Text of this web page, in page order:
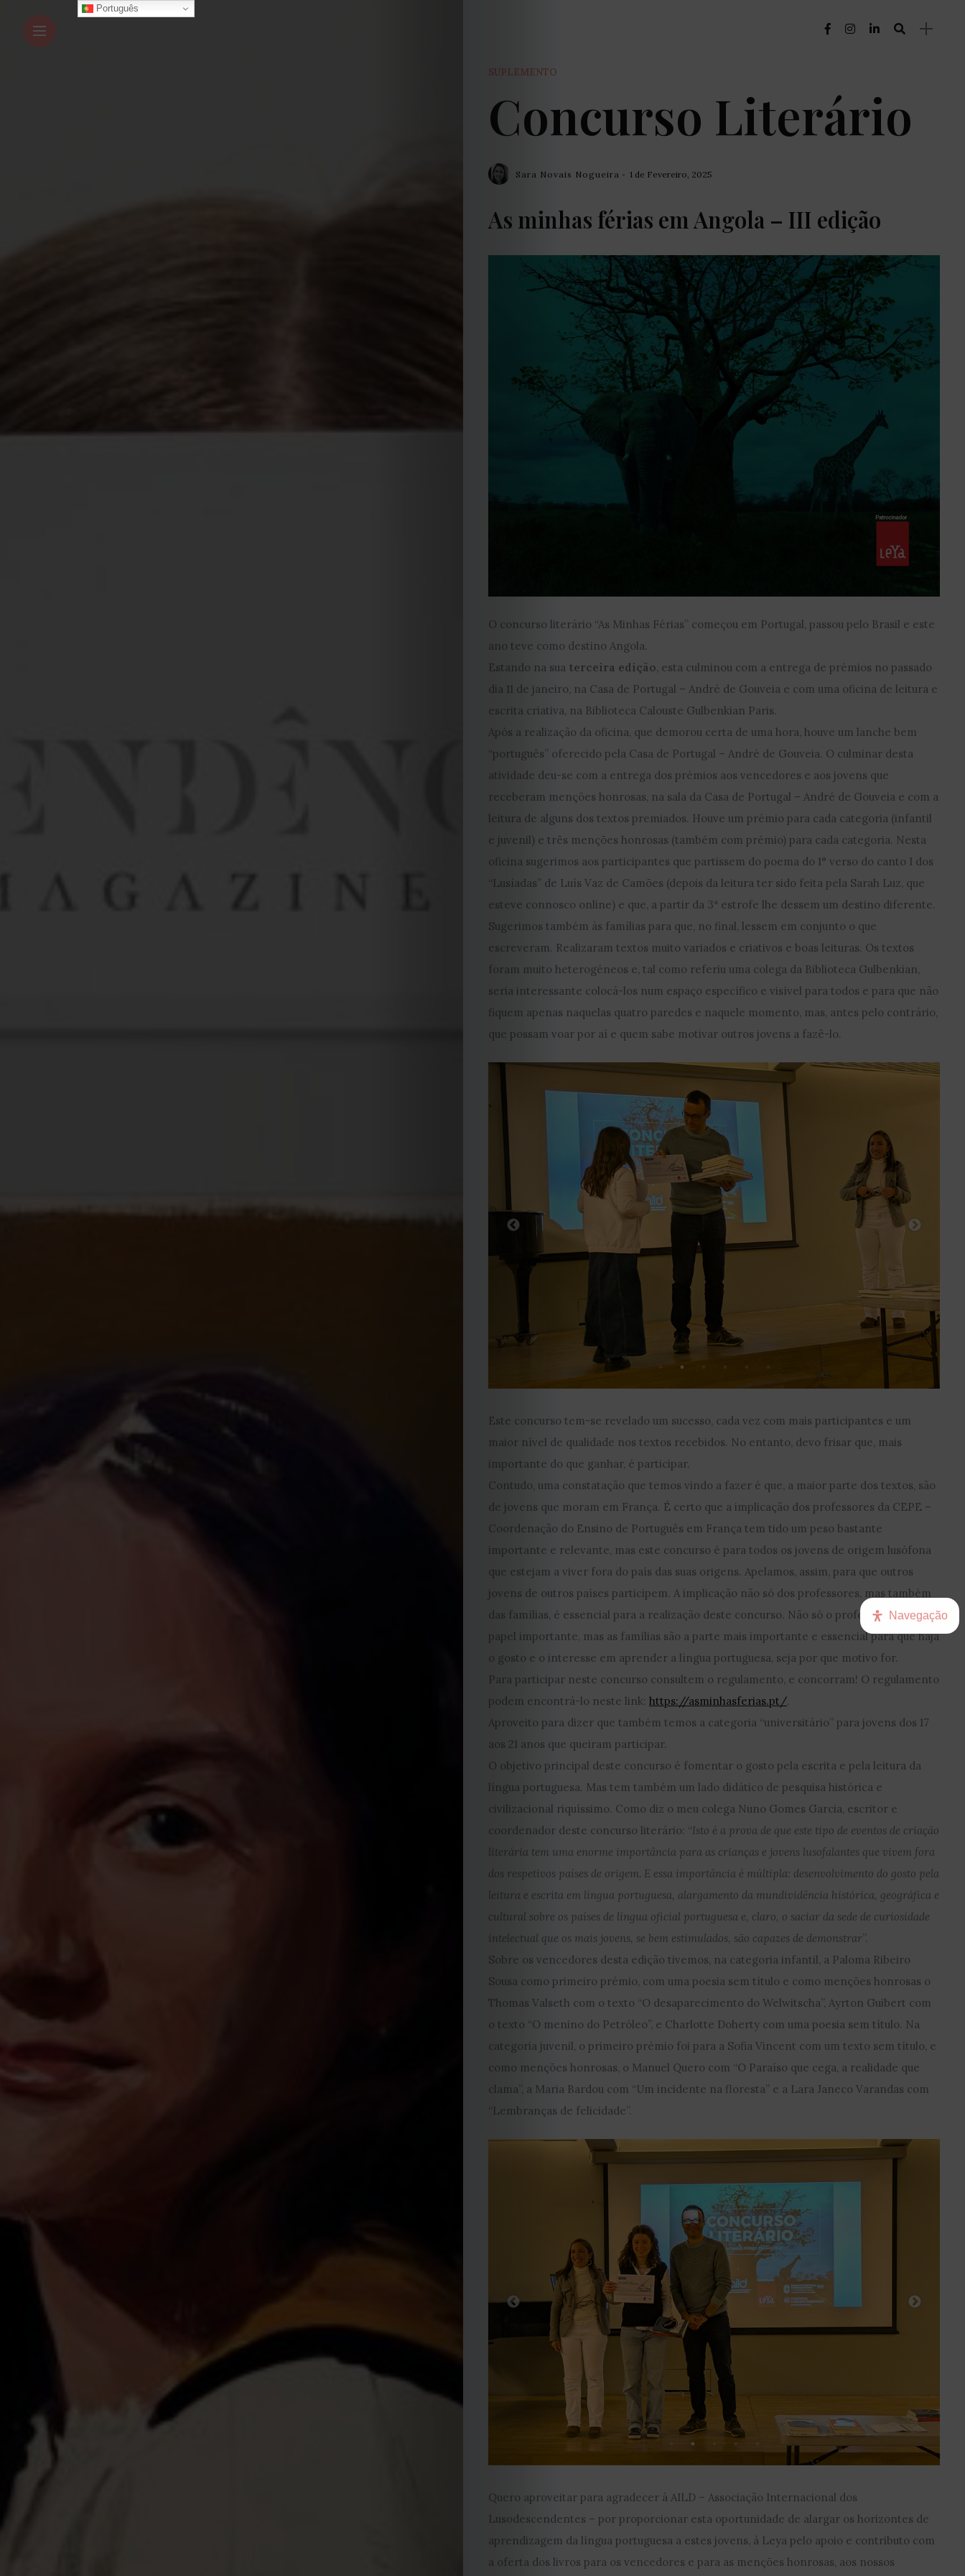
EDIÇÃO
DE
JULHO
2026
2025
2024
2023
2022
2021
Obras
de
Capa
Contactos
Estatuto
Editorial
Política
de
privacidade
Termos
e
Condições
Cookies
SUPLEMENTO
Concurso Literário
Sara Novais Nogueira 1 de Fevereiro, 2025
As minhas férias em Angola – III edição
O concurso literário “As Minhas Férias” começou em Portugal, passou pelo Brasil e este
ano teve como destino Angola.
Estando na sua terceira edição, esta culminou com a entrega de prémios no passado
dia 11 de janeiro, na Casa de Portugal – André de Gouveia e com uma oficina de leitura e
escrita criativa, na Biblioteca Calouste Gulbenkian Paris.
Após a realização da oficina, que demorou certa de uma hora, houve um lanche bem
“português” oferecido pela Casa de Portugal – André de Gouveia. O culminar desta
atividade deu-se com a entrega dos prémios aos vencedores e aos jovens que
receberam menções honrosas, na sala da Casa de Portugal – André de Gouveia e com a
leitura de alguns dos textos premiados. Houve um prémio para cada categoria (infantil
e juvenil) e três menções honrosas (também com prémio) para cada categoria. Nesta
oficina sugerimos aos participantes que partissem do poema do 1° verso do canto I dos
“Lusíadas” de Luís Vaz de Camões (depois da leitura ter sido feita pela Sarah Luz, que
esteve connosco online) e que, a partir da 3ª estrofe lhe dessem um destino diferente.
Sugerimos também às famílias para que, no final, lessem em conjunto o que
escreveram. Realizaram textos muito variados e criativos e boas leituras. Os textos
foram muito heterogéneos e, tal como referiu uma colega da Biblioteca Gulbenkian,
seria interessante colocá-los num espaço específico e visível para todos e para que não
fiquem apenas naquelas quatro paredes e naquele momento, mas, antes pelo contrário,
que possam voar por aí e quem sabe motivar outros jovens a fazê-lo.
Este concurso tem-se revelado um sucesso, cada vez com mais participantes e um
maior nível de qualidade nos textos recebidos. No entanto, devo frisar que, mais
importante do que ganhar, é participar.
Contudo, uma constatação que temos vindo a fazer é que, a maior parte dos textos, são
de jovens que moram em França. É certo que a implicação dos professores da CEPE –
Coordenação do Ensino de Português em França tem tido um peso bastante
importante e relevante, mas este concurso é para todos os jovens de origem lusófona
que estejam a viver fora do país das suas origens. Apelamos, assim, para que outros
jovens de outros países participem. A implicação não só dos professores, mas também
das famílias, é essencial para a realização deste concurso. Não só o professor tem um
papel importante, mas as famílias são a parte mais importante e essencial para que haja
o gosto e o interesse em aprender a língua portuguesa, seja por que motivo for.
Para participar neste concurso consultem o regulamento, e concorram! O regulamento
podem encontrá-lo neste link:https://asminhasferias.pt/.
Aproveito para dizer que também temos a categoria “universitário” para jovens dos 17
aos 21 anos que queiram participar.
O objetivo principal deste concurso é fomentar o gosto pela escrita e pela leitura da
língua portuguesa. Mas tem também um lado didático de pesquisa histórica e
civilizacional riquíssimo. Como diz o meu colega Nuno Gomes Garcia, escritor e
coordenador deste concurso literário: “Isto é a prova de que este tipo de eventos de criação
literária tem uma enorme importância para as crianças e jovens lusofalantes que vivem fora
dos respetivos países de origem. E essa importância é múltipla: desenvolvimento do gosto pela
leitura e escrita em língua portuguesa, alargamento da mundividência histórica, geográfica e
cultural sobre os países de língua oficial portuguesa e, claro, o saciar da sede de curiosidade
intelectual que os mais jovens, se bem estimulados, são capazes de demonstrar”.
Sobre os vencedores desta edição tivemos, na categoria infantil, a Paloma Ribeiro
Sousa como primeiro prémio, com uma poesia sem título e como menções honrosas o
Thomas Valseth com o texto “O desaparecimento do Welwitscha”, Ayrton Guibert com
o texto “O menino do Petróleo”, e Charlotte Doherty com uma poesia sem título. Na
categoria juvenil, o primeiro prémio foi para a Sofia Vincent com um texto sem título, e
como menções honrosas, o Manuel Quero com “O Paraíso que cega, a realidade que
clama”, a Maria Bardou com “Um incidente na floresta” e a Lara Janeco Varandas com
“Lembranças de felicidade”.
Quero aproveitar para agradecer à AILD – Associação Internacional dos
Lusodescendentes – por proporcionar esta oportunidade de alargar os horizontes de
aprendizagem da língua portuguesa a estes jovens, à Leya pelo apoio e contributo com
a oferta dos livros para os vencedores e para as menções honrosas, aos nossos
Português
Navegação